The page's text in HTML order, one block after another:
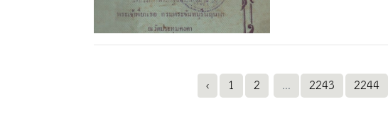
‹ 1 2 ... 2243 2244